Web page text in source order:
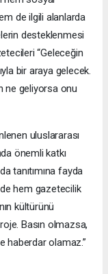
de ilgili alanlarda
desteklenmesi
“Geleceğin
bir araya gelecek.
ne geliyorsa onu
uluslararası
önemli katkı
tanıtımına fayda
hem gazetecilik
kültürünü
Basın olmazsa,
haberdar olamaz.”